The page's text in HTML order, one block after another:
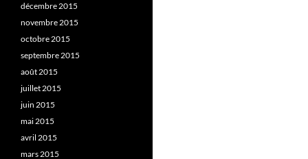
décembre 2015
novembre 2015
octobre 2015
septembre 2015
août 2015
juillet 2015
juin 2015
mai 2015
avril 2015
mars 2015